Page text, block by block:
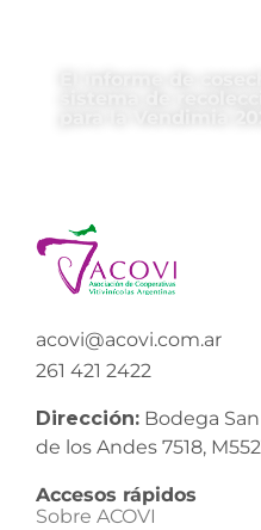
acovi@acovi.com.ar
261 421 2422
Dirección: Bodega
de los Andes 7518,
Accesos rápidos
Sobre ACOVI